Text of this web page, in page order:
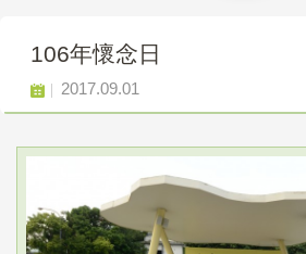
106年懷念日
2017.09.01